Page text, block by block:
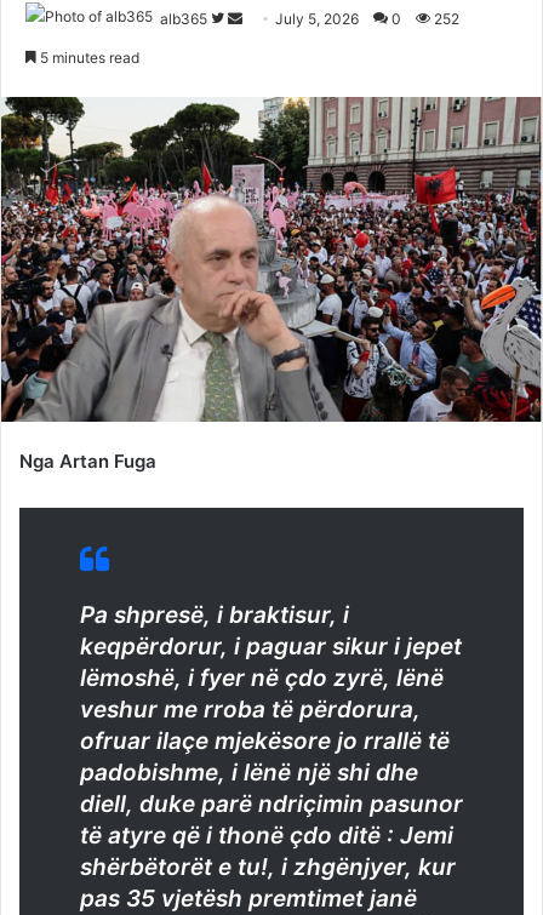
alb365
Follow
Send July 5, 2026 0 252
5 minutes read
Nga Artan Fuga
Pa shpresë, i braktisur, i
keqpërdorur, i paguar sikur i jepet
lëmoshë, i fyer në çdo zyrë, lënë
veshur me rroba të përdorura,
ofruar ilaçe mjekësore jo rrallë të
padobishme, i lënë një shi dhe
diell, duke parë ndriçimin pasunor
të atyre që i thonë çdo ditë : Jemi
shërbëtorët e tu!, i zhgënjyer, kur
pas 35 vjetësh premtimet janë